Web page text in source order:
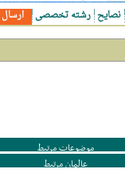
رشته تخصصی نصایح
موضوعات مرتبط
عالمان مرتبط